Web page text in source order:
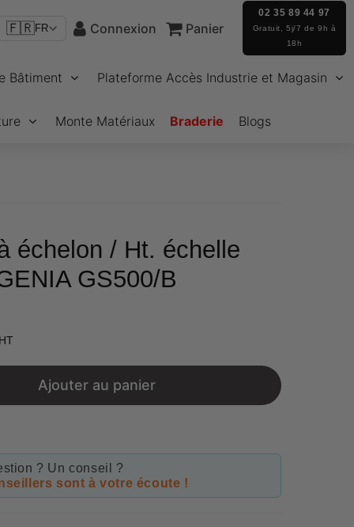
🇫🇷FR Connexion Panier
02 35 89 44 97
Gratuit, 5j/7 de 9h à
18h
Bâtiment Plateforme Accès Industrie et Magasin
Monte Matériaux Braderie Blogs
échelon / Ht. échelle
GS500/B
Ajouter au panier
? Un conseil ?
sont à votre écoute !